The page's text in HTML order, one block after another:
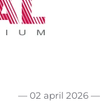
— 02 april 2026 —